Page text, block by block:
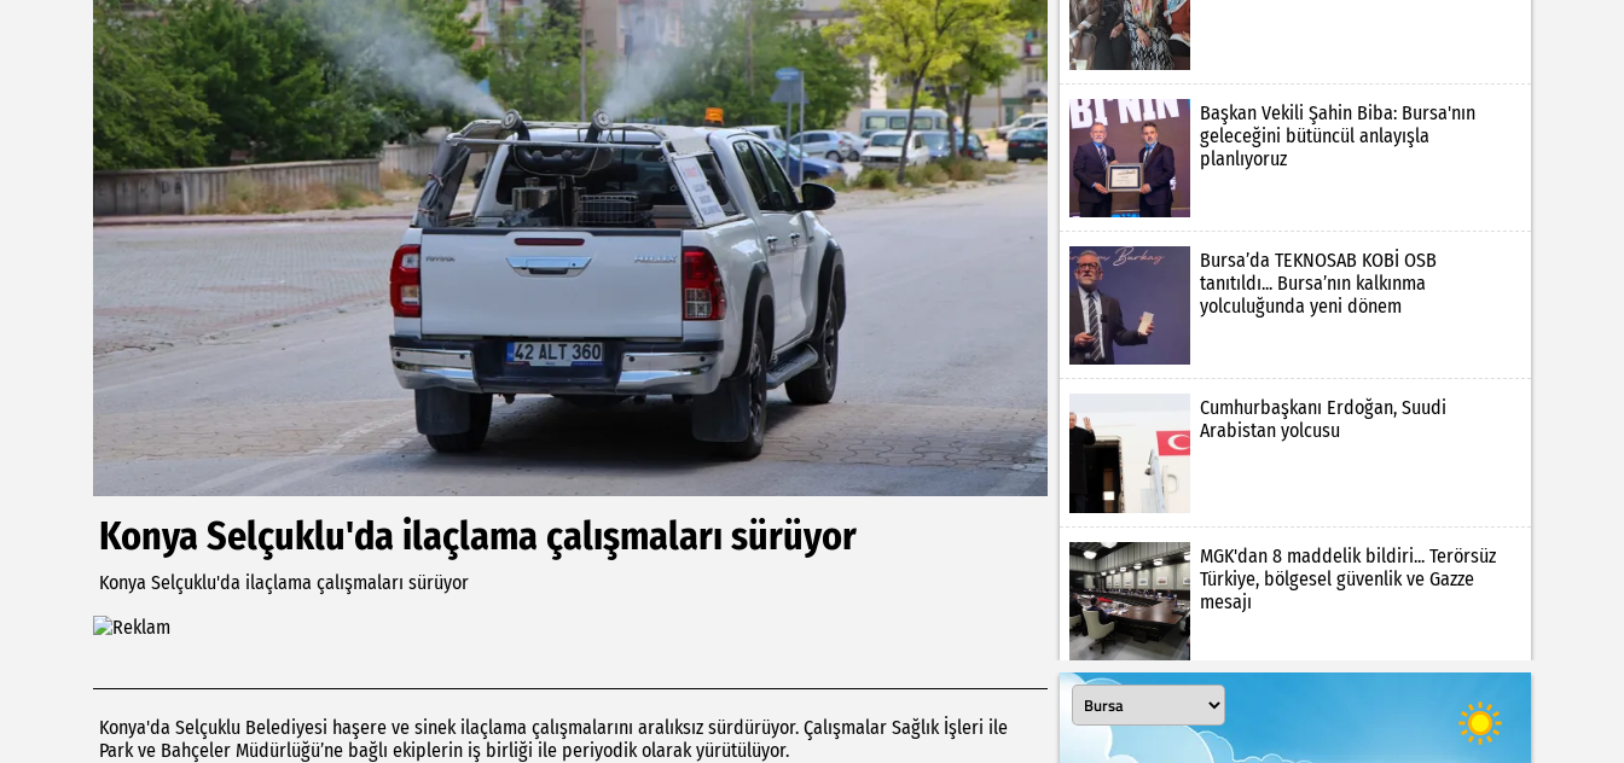
Konya Selçuklu'da ilaçlama çalışmaları sürüyor
Konya Selçuklu'da ilaçlama çalışmaları sürüyor
Konya'da Selçuklu Belediyesi haşere ve sinek ilaçlama çalışmalarını aralıksız sürdürüyor. Çalışmalar Sağlık İşleri ile
Park ve Bahçeler Müdürlüğü’ne bağlı ekiplerin iş birliği ile periyodik olarak yürütülüyor.
Başkan Vekili Şahin Biba: Bursa'nın
geleceğini bütüncül anlayışla
planlıyoruz
Bursa’da TEKNOSAB KOBİ OSB
tanıtıldı... Bursa’nın kalkınma
yolculuğunda yeni dönem
Cumhurbaşkanı Erdoğan, Suudi
Arabistan yolcusu
MGK'dan 8 maddelik bildiri... Terörsüz
Türkiye, bölgesel güvenlik ve Gazze
mesajı